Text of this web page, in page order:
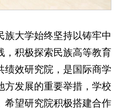
族大学始终坚持以铸牢中
，积极探索民族高等教育
绩效研究院，是国际商学
方发展的重要举措，学校
希望研究院积极搭建合作